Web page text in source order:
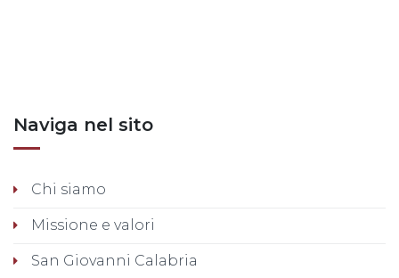
Naviga nel sito
Chi siamo
Missione e valori
San Giovanni Calabria